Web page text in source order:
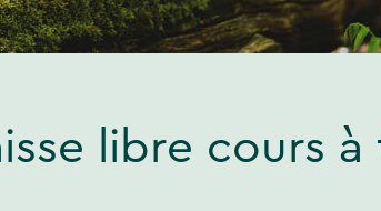
libre cours à